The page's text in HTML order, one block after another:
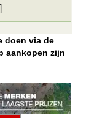
doen via de
aankopen zijn